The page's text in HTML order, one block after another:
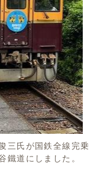
三氏が国鉄全線完乗
鐵道にしました。